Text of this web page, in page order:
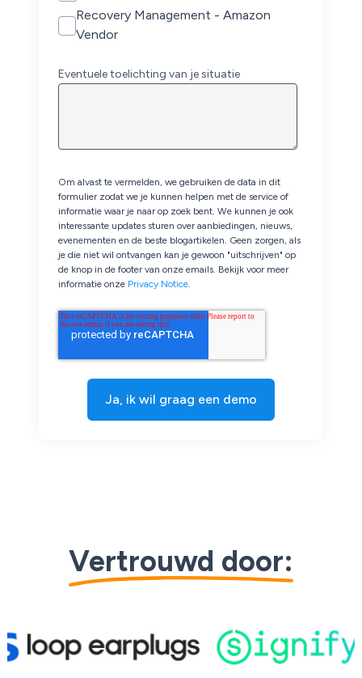
Recovery Management - Amazon
Vendor
Eventuele toelichting van je situatie
Om alvast te vermelden, we gebruiken de data in dit
formulier zodat we je kunnen helpen met de service of
informatie waar je naar op zoek bent. We kunnen je ook
interessante updates sturen over aanbiedingen, nieuws,
evenementen en de beste blogartikelen. Geen zorgen, als
je die niet wil ontvangen kan je gewoon "uitschrijven" op
de knop in de footer van onze emails. Bekijk voor meer
informatie onze Privacy Notice.
Vertrouwd door: